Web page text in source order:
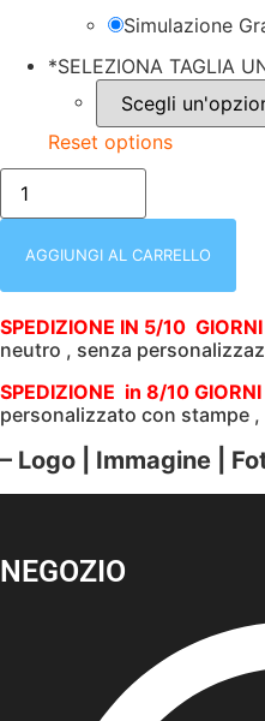
Simulazione
*SELEZIONA TAGLIA
Reset options
4345
NERO
02
A
quantità
AGGIUNGI AL CARRELLO
SPEDIZIONE IN 5/10
neutro , senza
SPEDIZIONE in 8/10
personalizzato con stampe ,
– Logo | Immagine |
NEGOZIO